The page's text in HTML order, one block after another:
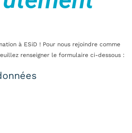
à ESiD ! Pour nous rejoindre comme
renseigner le formulaire ci-dessous :